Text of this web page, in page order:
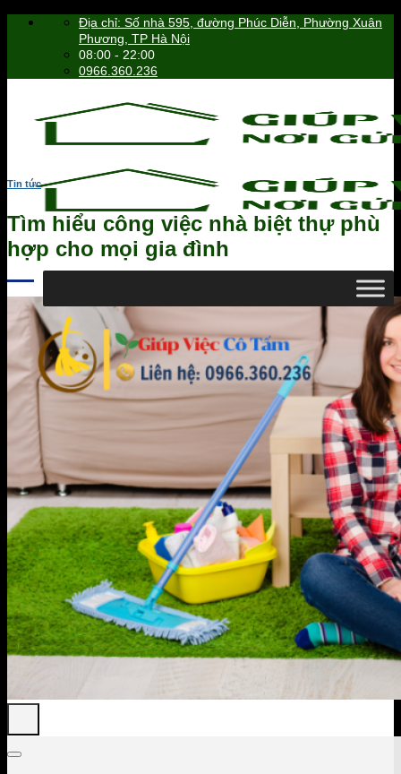
Skip
Địa chỉ: Số nhà 595, đường Phúc Diễn, Phường Xuân
Phương, TP Hà Nội
08:00 - 22:00
0966.360.236
0966.360.236
Tìm
kiếm:
Tin tức
Tìm hiểu công việc nhà biệt thự phù
hợp cho mọi gia đình